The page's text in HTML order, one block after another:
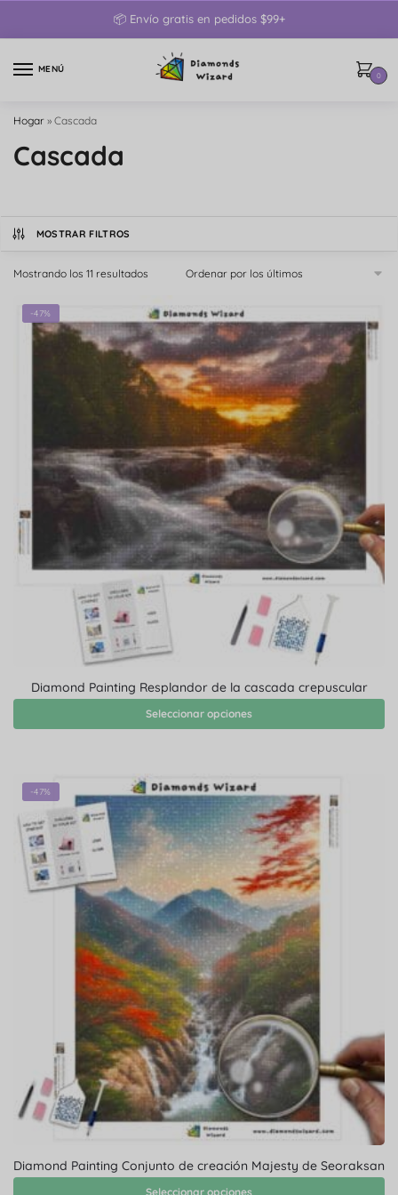
📦 Envío gratis en pedidos $99+
MENÚ
0
Hogar » Cascada
Cascada
MOSTRAR FILTROS
Mostrando los 11 resultados
-47%
Diamond Painting Resplandor de la cascada crepuscular
Seleccionar opciones
-47%
Diamond Painting Conjunto de creación Majesty de Seoraksan
Seleccionar opciones